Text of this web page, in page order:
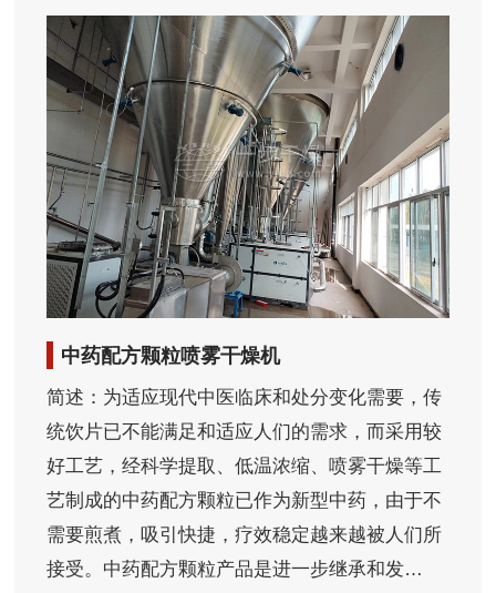
中药配方颗粒喷雾干燥机
简述：为适应现代中医临床和处分变化需要，传
统饮片已不能满足和适应人们的需求，而采用较
好工艺，经科学提取、低温浓缩、喷雾干燥等工
艺制成的中药配方颗粒已作为新型中药，由于不
需要煎煮，吸引快捷，疗效稳定越来越被人们所
接受。中药配方颗粒产品是进一步继承和发…